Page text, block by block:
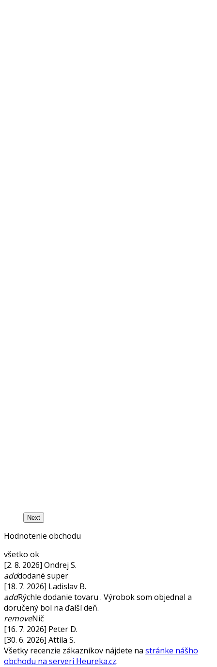
Next
Hodnotenie obchodu
všetko ok
[2. 8. 2026] Ondrej S.
adddodané super
[18. 7. 2026] Ladislav B.
addRýchle dodanie tovaru . Výrobok som objednal a
doručený bol na ďalší deň.
removeNič
[16. 7. 2026] Peter D.
[30. 6. 2026] Attila S.
Všetky recenzie zákazníkov nájdete na stránke nášho
obchodu na serveri Heureka.cz.